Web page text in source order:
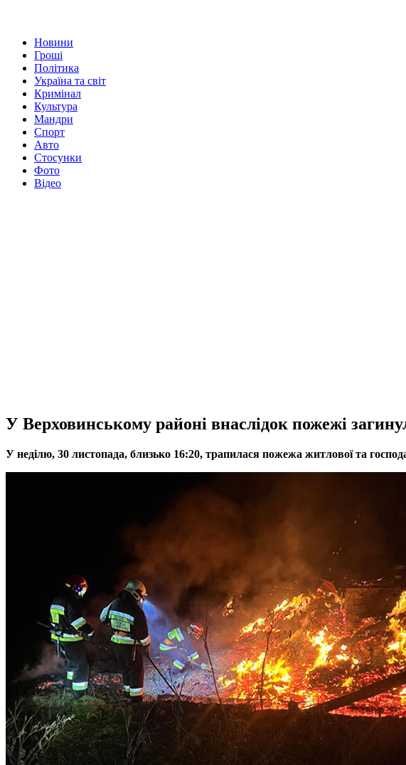
Новини
Гроші
Політика
Україна та світ
Кримінал
Культура
Мандри
Спорт
Авто
Стосунки
Фото
Відео
У Верховинському районі внаслідок пожежі
У неділю, 30 листопада, близько 16:20, трапилася пожежа житлової та